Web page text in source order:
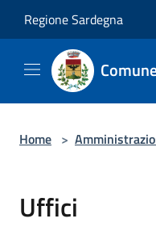
Regione Sardegna
Home >
Uffici